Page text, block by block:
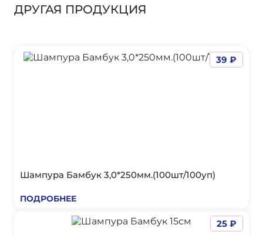
ДРУГАЯ ПРОДУКЦИЯ
Шампура Бамбук 3,0*250мм.(100шт/100уп)
ПОДРОБНЕЕ
39 ₽
25 ₽